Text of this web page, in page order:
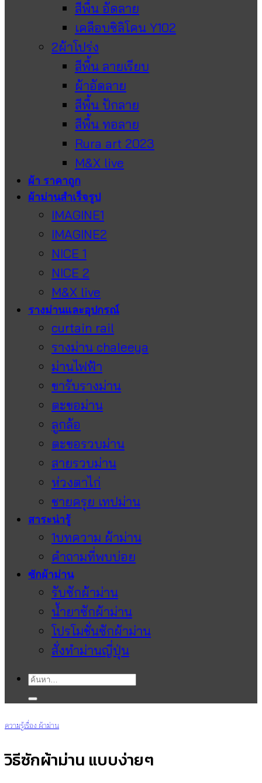
สีพื้น อัดลาย
เคลือบซิลิโคน Y102
2ผ้าโปร่ง
สีพื้น ลายเรียบ
ผ้าอัดลาย
สีพื้น ปักลาย
สีพื้น ทอลาย
Rura art 2023
M&X live
ผ้า ราคาถูก
ผ้าม่านสำเร็จรูป
IMAGINE1
IMAGINE2
NICE 1
NICE 2
M&X live
รางม่านและอุปกรณ์
curtain rail
รางม่าน chaleeya
ม่านไฟฟ้า
ขารับรางม่าน
ตะขอม่าน
ลูกล้อ
ตะขอรวบม่าน
สายรวบม่าน
ห่วงตาไก่
ชายครุย เทปม่าน
สาระน่ารู้
1บทความ ผ้าม่าน
คำถามที่พบบ่อย
ซักผ้าม่าน
รับซักผ้าม่าน
น้ำยาซักผ้าม่าน
โปรโมชั่นซักผ้าม่าน
สั่งทำม่านญี่ปุ่น
ค้นหา:
ความรู้เรื่อง ผ้าม่าน
วิธีซักผ้าม่าน แบบง่ายๆ